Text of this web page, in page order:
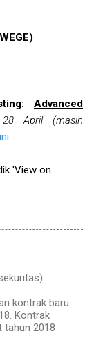
Advanced
April (masih
'View on
kontrak baru
Kontrak
tahun 2018